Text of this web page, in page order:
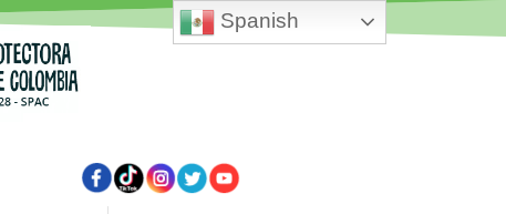
Spanish